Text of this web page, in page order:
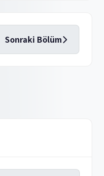
Sonraki Bölüm